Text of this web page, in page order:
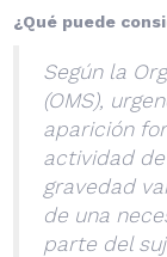
¿Qué puede
Según la
(OMS),
aparición
actividad
gravedad
de una
parte del